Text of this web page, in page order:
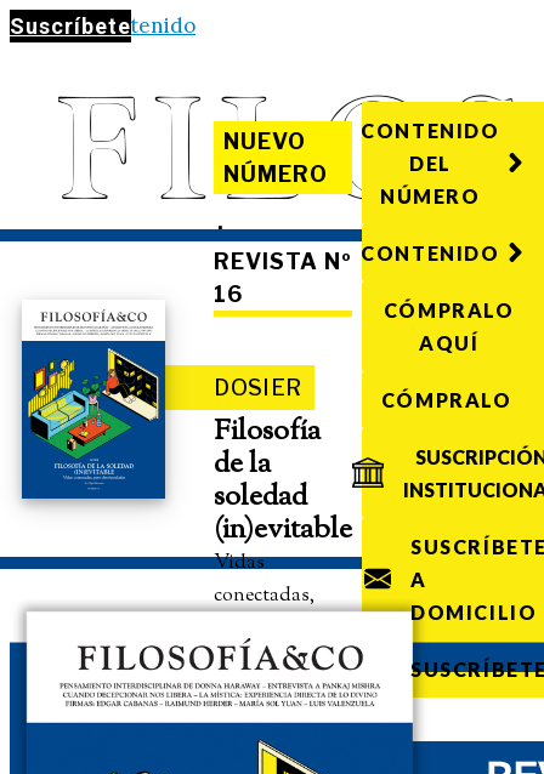
Suscríbete
Saltar al contenido
NUEVO
NÚMERO
·
REVISTA Nº
16
DOSIER
Filosofía
de la
soledad
(in)evitable
Vidas
conectadas,
desvinculadas
CONTENIDO
DEL
NÚMERO
CONTENIDO
CÓMPRALO
AQUÍ
CÓMPRALO
A
DOMICILIO